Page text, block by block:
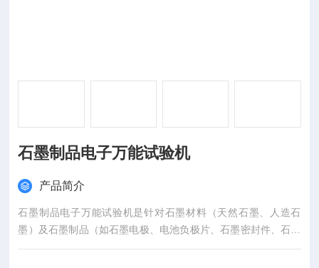
石墨制品电子万能试验机
产品简介
石墨制品电子万能试验机是针对石墨材料（天然石墨、人造石
墨）及石墨制品（如石墨电极、电池负极片、石墨密封件、石墨
模具等）力学性能检测设计的高精度设备，可通过模块化配置实